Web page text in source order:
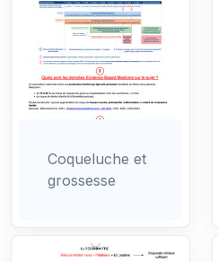
Coqueluche et
grossesse